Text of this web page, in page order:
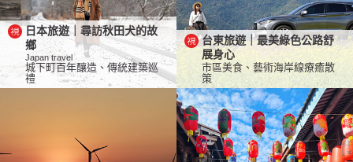
日本旅遊｜尋訪秋田犬的故
鄉
Japan travel
城下町百年釀造、傳統建築巡
禮
台東旅遊｜最美綠色公路舒
展身心
市區美食、藝術海岸線療癒散
策